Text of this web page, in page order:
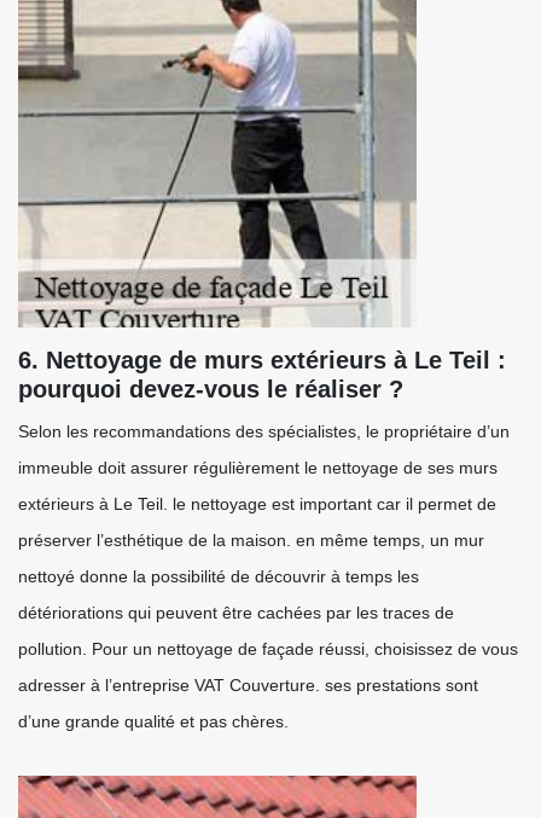
6. Nettoyage de murs extérieurs à Le Teil :
pourquoi devez-vous le réaliser ?
Selon les recommandations des spécialistes, le propriétaire d’un
immeuble doit assurer régulièrement le nettoyage de ses murs
extérieurs à Le Teil. le nettoyage est important car il permet de
préserver l’esthétique de la maison. en même temps, un mur
nettoyé donne la possibilité de découvrir à temps les
détériorations qui peuvent être cachées par les traces de
pollution. Pour un nettoyage de façade réussi, choisissez de vous
adresser à l’entreprise VAT Couverture. ses prestations sont
d’une grande qualité et pas chères.